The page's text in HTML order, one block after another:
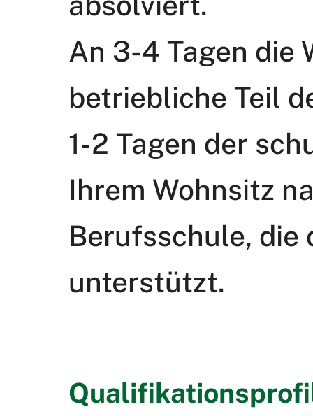
An 3-4 Tagen die
betriebliche Teil
1-2 Tagen der
Ihrem Wohnsitz
Berufsschule, die
unterstützt.